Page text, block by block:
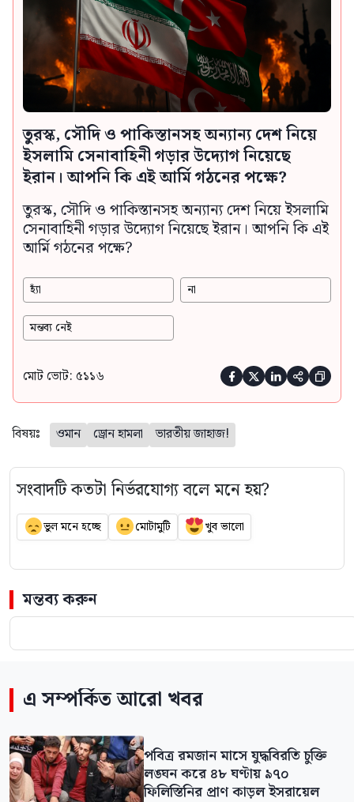
তুরস্ক, সৌদি ও পাকিস্তানসহ অন্যান্য দেশ নিয়ে
ইসলামি সেনাবাহিনী গড়ার উদ্যোগ নিয়েছে
ইরান। আপনি কি এই আর্মি গঠনের পক্ষে?
তুরস্ক, সৌদি ও পাকিস্তানসহ অন্যান্য দেশ নিয়ে ইসলামি
সেনাবাহিনী গড়ার উদ্যোগ নিয়েছে ইরান। আপনি কি এই
আর্মি গঠনের পক্ষে?
হ্যাঁ না
মন্তব্য নেই
মোট ভোট: ৫১১৬     
বিষয়ঃ ওমান ড্রোন হামলা ভারতীয় জাহাজ!
সংবাদটি কতটা নির্ভরযোগ্য বলে মনে হয়?
ভুল মনে হচ্ছে মোটামুটি খুব ভালো
মন্তব্য করুন
এ সম্পর্কিত আরো খবর
পবিত্র রমজান মাসে যুদ্ধবিরতি চুক্তি
লঙ্ঘন করে ৪৮ ঘণ্টায় ৯৭০
ফিলিস্তিনির প্রাণ কাড়ল ইসরায়েল